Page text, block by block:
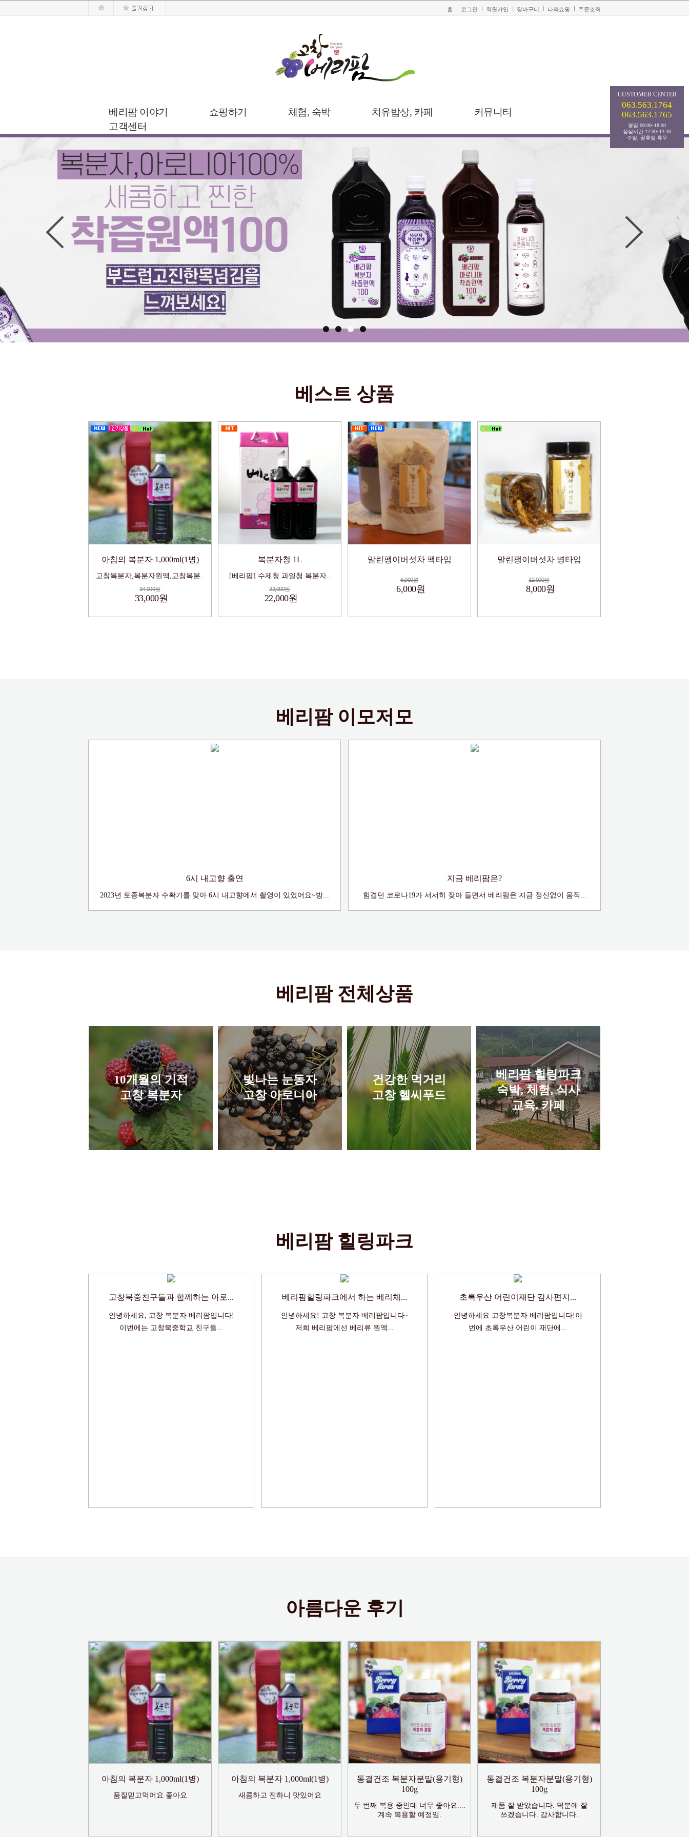
CUSTOMER CENTER
063.563.1764
063.563.1765
평일 09:00~18:00
점심시간 12:00~13:30
주말, 공휴일 휴무
홈 로그인 회원가입 장바구니 나의쇼핑 주문조회
베리팜 이야기 쇼핑하기 체험, 숙박 치유밥상, 카페
커뮤니티
고객센터
베스트 상품
아침의 복분자 1,000ml(1병)
고창복분자,복분자원액,고창복분..
34,000원
33,000원
복분자청 1L
[베리팜] 수제청 과일청 복분자..
22,000원
22,000원
말린팽이버섯차 팩타입
6,000원
6,000원
말린팽이버섯차 병타입
12,000원
8,000원
베리팜 이모저모
6시 내고향 출연
2023년 토종복분자 수확기를 맞아 6시 내고향에서 촬영이 있었어요~방...
지금 베리팜은?
힘겹던 코로나19가 서서히 잦아 들면서 베리팜은 지금 정신없이 움직...
베리팜 전체상품
10개월의 기적
고창 복분자
빛나는 눈동자
고창 아로니아
건강한 먹거리
고창 헬씨푸드
베리팜 힐링파크
숙박, 체험, 식사
교육, 카페
베리팜 힐링파크
고창북중친구들과 함께하는 아로...
안녕하세요, 고창 복분자 베리팜입니다!
이번에는 고창북중학교 친구들...
베리팜힐링파크에서 하는 베리체...
안녕하세요! 고창 복분자 베리팜입니다~
저희 베리팜에선 베리류 원액...
초록우산 어린이재단 감사편지...
안녕하세요 고창복분자 베리팜입니다!이
번에 초록우산 어린이 재단에...
아름다운 후기
아침의 복분자 1,000ml(1병)
품질믿고먹어요 좋아요
아침의 복분자 1,000ml(1병)
새콤하고 진하니 맛있어요
동결건조 복분자분말(용기형)
100g
두 번째 복용 중인데 너무 좋아요....
계속 복용할 예정임.
동결건조 복분자분말(용기형)
100g
제품 잘 받았습니다. 덕분에 잘
쓰겠습니다. 감사합니다.